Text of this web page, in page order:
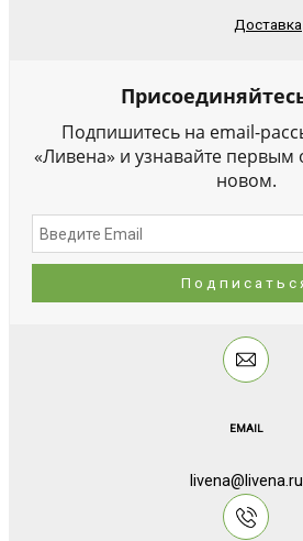
Доставка
Подпишитесь на email-
«Ливена» и узнавайте
новом.
EMAIL
livena@livena.ru